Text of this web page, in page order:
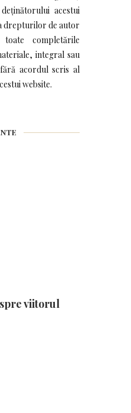
acestui
drepturilor de autor
completările
integral sau
acordul scris al
website.
viitorul